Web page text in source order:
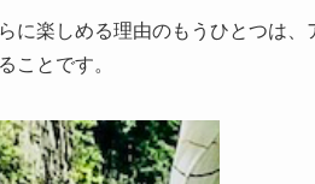
に楽しめる理由のもうひとつは
ことです。